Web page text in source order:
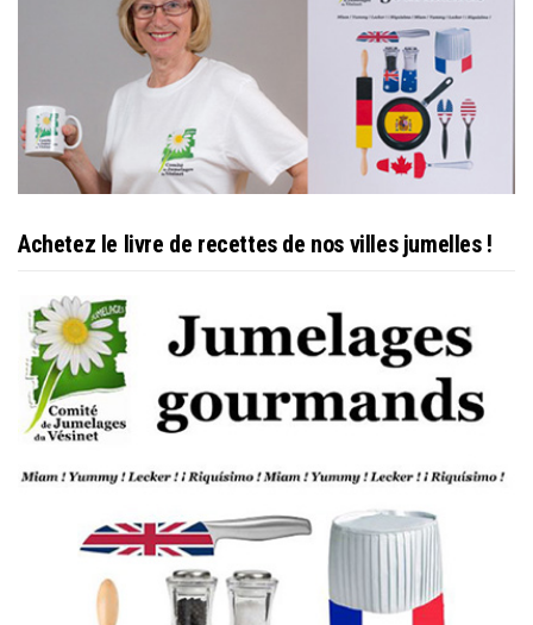
Achetez le livre de recettes de nos villes jumelles !